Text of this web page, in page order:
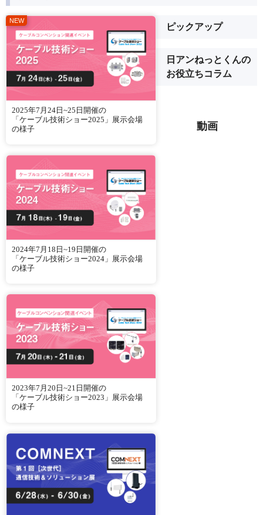
2025年7月24日~25日開催の
「ケーブル技術ショー2025」展示会場
の様子
2024年7月18日~19日開催の
「ケーブル技術ショー2024」展示会場
の様子
2023年7月20日~21日開催の
「ケーブル技術ショー2023」展示会場
の様子
ピックアップ
日アンねっとくんの
お役立ちコラム
動画